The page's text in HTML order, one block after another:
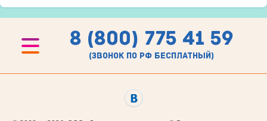
8 (800) 775 41 59
(звонок по рф бесплатный)